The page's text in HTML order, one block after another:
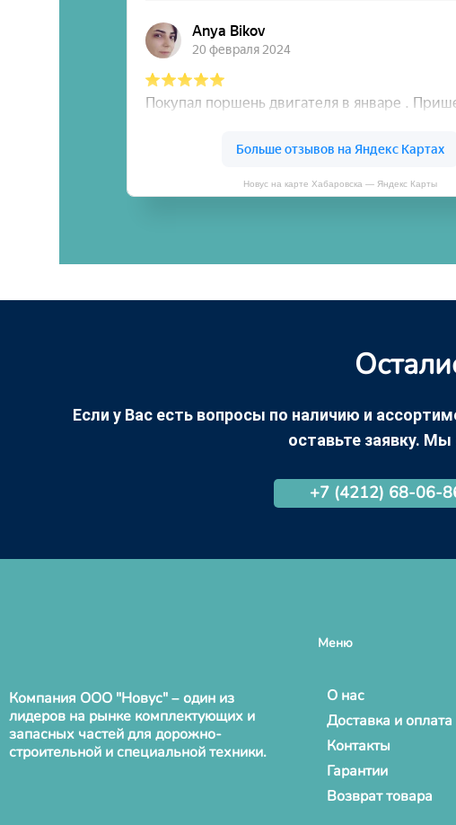
Новус на карте Хабаровска — Яндекс Карты
Если у Вас есть вопросы по наличию и
оставьте заявку.
+7 (4212) 68-06-
Компания ООО "Новус" – один из
лидеров на рынке комплектующих и
запасных частей для дорожно-
строительной и специальной техники.
Меню
О нас
Доставка и оплата
Контакты
Гарантии
Возврат товара